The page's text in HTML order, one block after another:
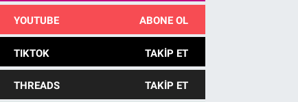
YOUTUBE ABONE OL
TIKTOK TAKIP ET
THREADS TAKIP ET